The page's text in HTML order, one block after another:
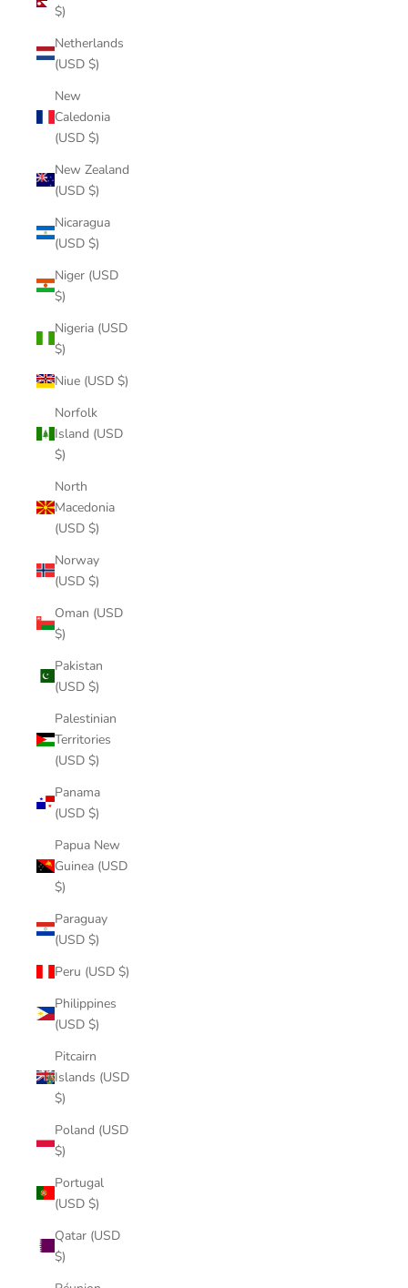
$)
Netherlands
(USD $)
New
Caledonia
(USD $)
New Zealand
(USD $)
Nicaragua
(USD $)
Niger (USD
$)
Nigeria (USD
$)
Niue (USD $)
Norfolk
Island (USD
$)
North
Macedonia
(USD $)
Norway
(USD $)
Oman (USD
$)
Pakistan
(USD $)
Palestinian
Territories
(USD $)
Panama
(USD $)
Papua New
Guinea (USD
$)
Paraguay
(USD $)
Peru (USD $)
Philippines
(USD $)
Pitcairn
Islands (USD
$)
Poland (USD
$)
Portugal
(USD $)
Qatar (USD
$)